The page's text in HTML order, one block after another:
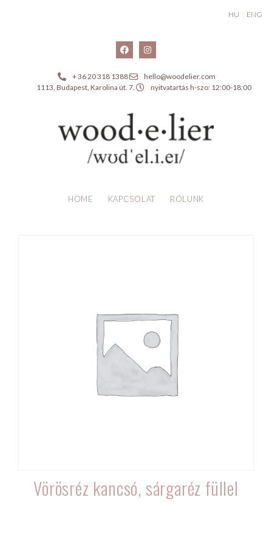
HU ENG
+ 36 20 318 1388
hello@woodelier.com
1113, Budapest, Karolina út. 7.
nyitvatartás h-szo: 12:00-18:00
HOME KAPCSOLAT RÓLUNK
Vörösréz kancsó, sárgaréz füllel